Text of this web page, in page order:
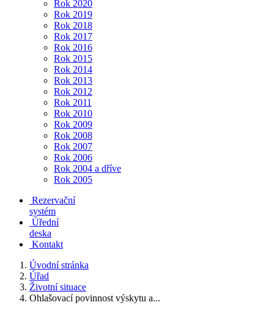
Rok 2020
Rok 2019
Rok 2018
Rok 2017
Rok 2016
Rok 2015
Rok 2014
Rok 2013
Rok 2012
Rok 2011
Rok 2010
Rok 2009
Rok 2008
Rok 2007
Rok 2006
Rok 2004 a dříve
Rok 2005
Rezervační
systém
Úřední
deska
Kontakt
Úvodní stránka
Úřad
Životní situace
Ohlašovací povinnost výskytu a...